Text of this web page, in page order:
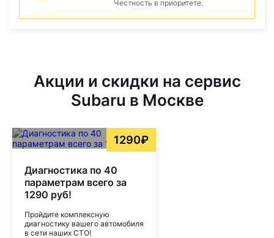
Честность в приоритете.
Акции и скидки на сервис
Subaru в Москве
1290₽
Диагностика по 40
параметрам всего за
1290 руб!
Пройдите комплексную
диагностику вашего автомобиля
в сети наших СТО!